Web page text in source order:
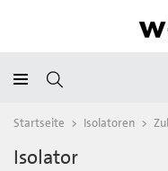
Startseite > Isolatoren >
Isolator